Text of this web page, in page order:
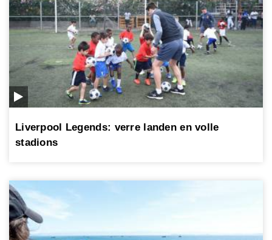
Liverpool Legends: verre landen en volle
stadions